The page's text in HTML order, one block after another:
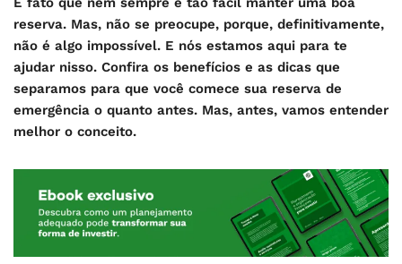
reserva. Mas, não se preocupe, porque, definitivamente,
não é algo impossível. E nós estamos aqui para te
ajudar nisso. Confira os benefícios e as dicas que
separamos para que você comece sua reserva de
emergência o quanto antes. Mas, antes, vamos entender
melhor o conceito.